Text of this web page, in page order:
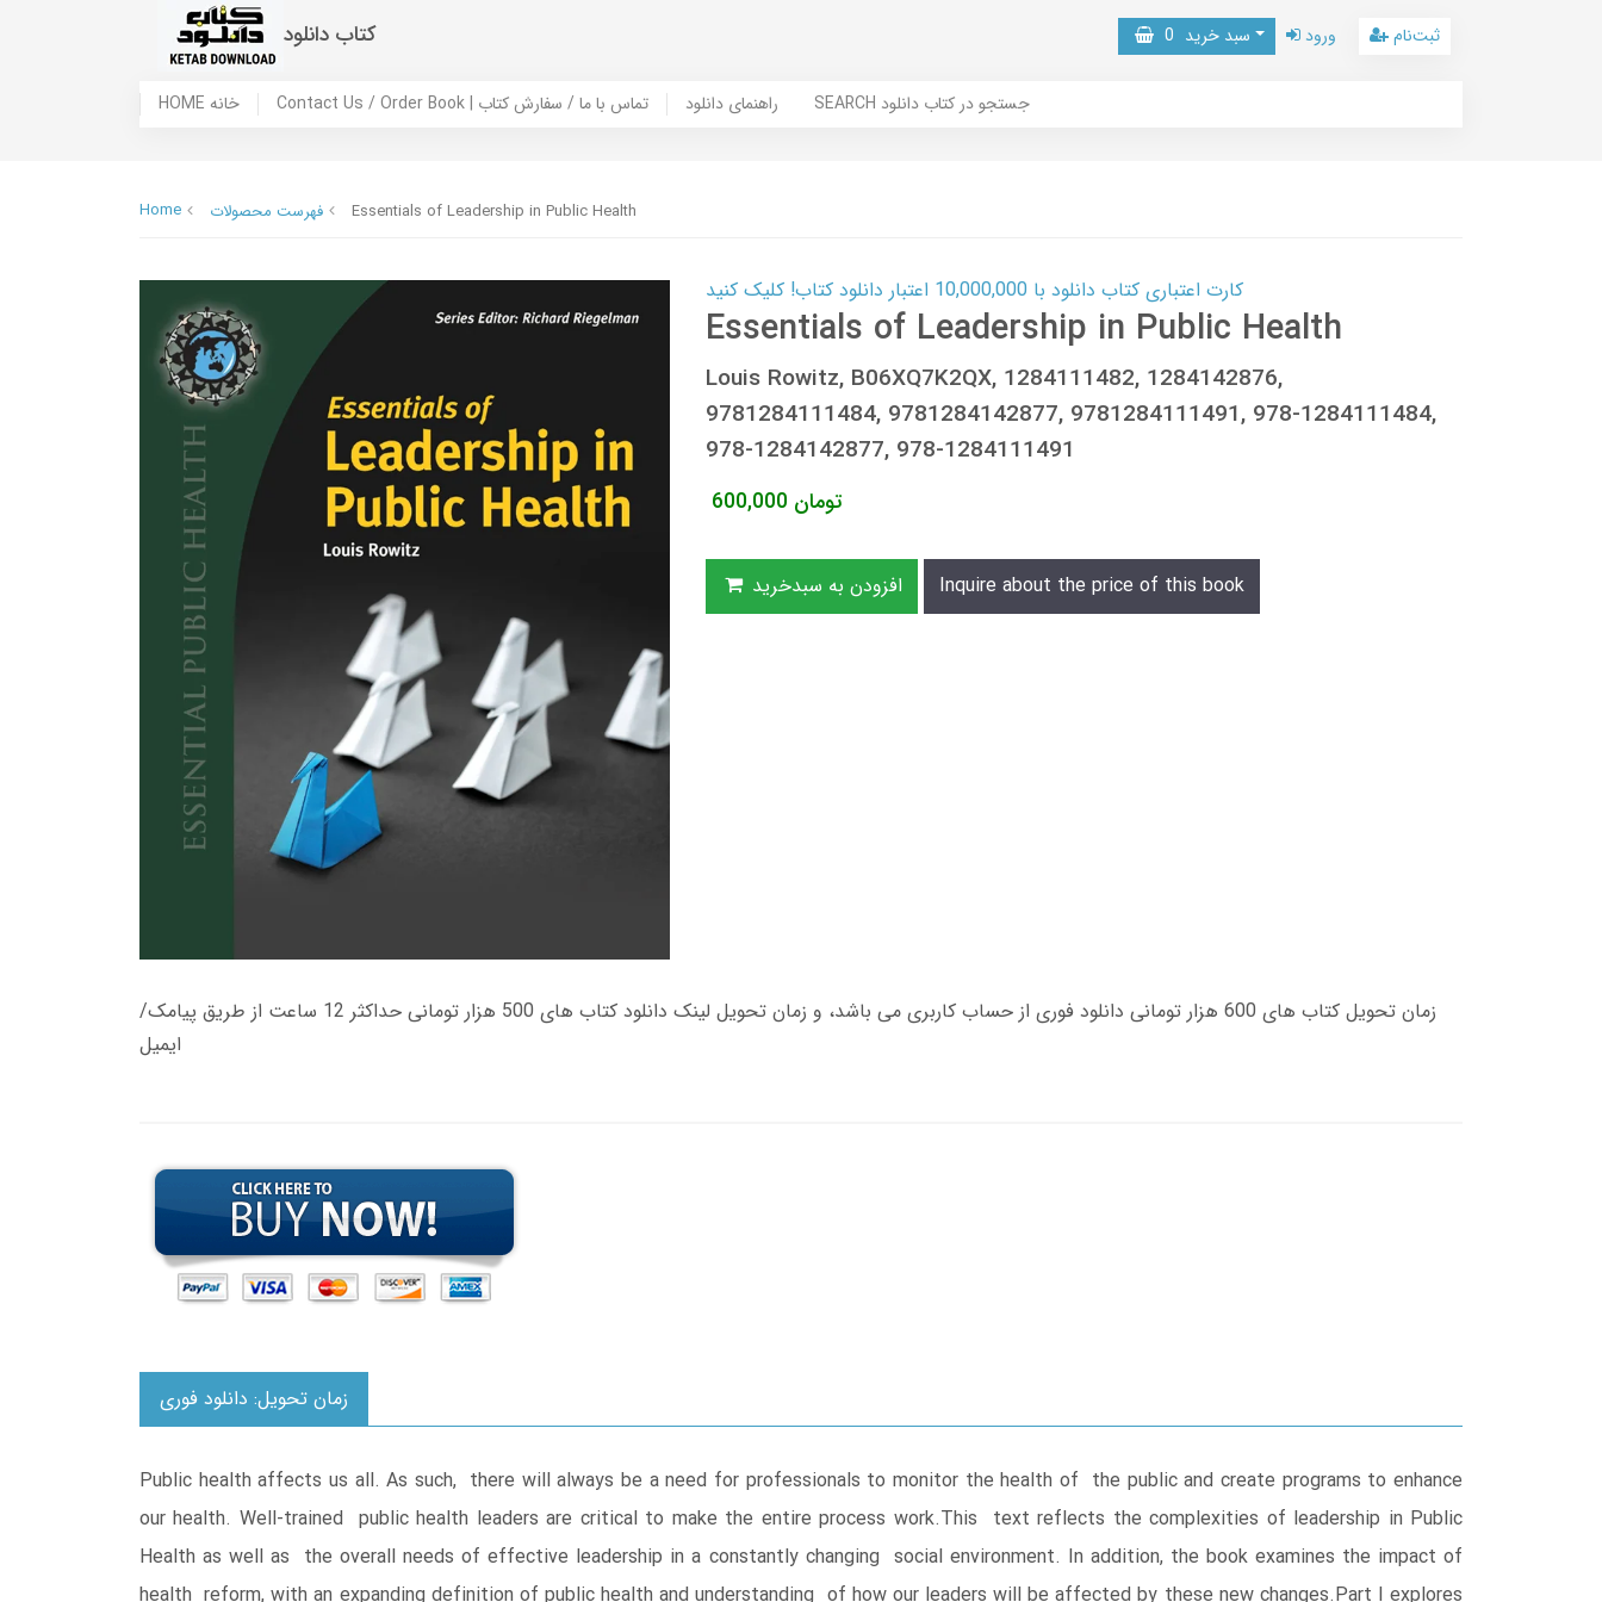
کتاب دانلود سبد خرید 0 ورود ثبت‌نام
HOME خانه Contact Us / Order Book | تماس با ما / سفارش کتاب راهنمای دانلود SEARCH جستجو در کتاب دانلود
Home فهرست محصولات Essentials of Leadership in Public Health
کارت اعتباری کتاب دانلود با 10,000,000 اعتبار دانلود کتاب! کلیک کنید
Essentials of Leadership in Public Health
Louis Rowitz, B06XQ7K2QX, 1284111482, 1284142876,
9781284111484, 9781284142877, 9781284111491, 978-1284111484,
978-1284142877, 978-1284111491
600,000 تومان
افزودن به سبدخرید Inquire about the price of this book
زمان تحویل کتاب های 600 هزار تومانی دانلود فوری از حساب کاربری می باشد، و زمان تحویل لینک دانلود کتاب های 500 هزار تومانی حداکثر 12 ساعت از طریق پیامک/
ایمیل
زمان تحویل: دانلود فوری
Public health affects us all. As such, there will always be a need for professionals to monitor the health of the public and create programs to enhance
our health. Well-trained public health leaders are critical to make the entire process work.This text reflects the complexities of leadership in Public
Health as well as the overall needs of effective leadership in a constantly changing social environment. In addition, the book examines the impact of
health reform, with an expanding definition of public health and understanding of how our leaders will be affected by these new changes.Part I explores